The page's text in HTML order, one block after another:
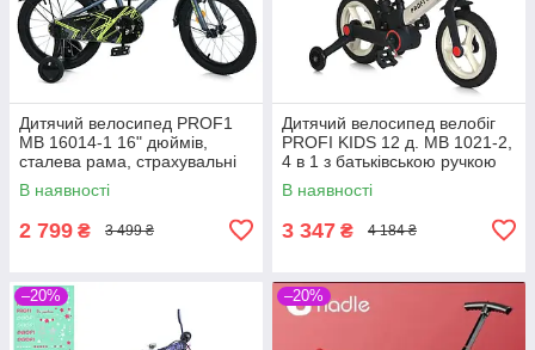
Дитячий велосипед PROF1
MB 16014-1 16" дюймів,
сталева рама, страхувальні
колеса, багажник із
затискачем, синій
В наявності
2 799 ₴ 3 499 ₴
Дитячий велосипед велобіг
PROFI KIDS 12 д. MB 1021-2,
4 в 1 з батьківською ручкою
білий
В наявності
3 347 ₴ 4 184 ₴
–20% –20%